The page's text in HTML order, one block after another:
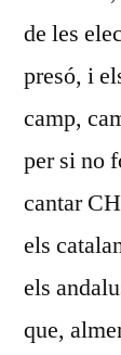
de les
presó, i
camp,
per si no
cantar
els
els
que,